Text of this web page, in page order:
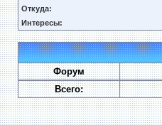
Откуда:
Интересы:
Форум
Всего: